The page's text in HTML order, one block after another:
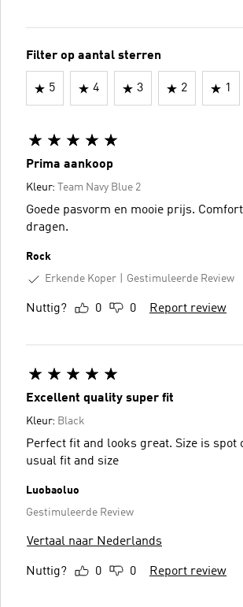
Filter op aantal sterren
5 4 3 2 1
Prima aankoop
Kleur: Team Navy Blue 2
Goede pasvorm en mooie prijs.
dragen.
Rock
Erkende Koper
Gestimuleerde Review
Nuttig? 0 0 Report review
Excellent quality super fit
Kleur: Black
Perfect fit and looks great. Size is spot
usual fit and size
Luobaoluo
Gestimuleerde Review
Vertaal naar Nederlands
Nuttig? 0 0 Report review